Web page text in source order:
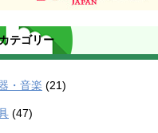
テゴリー
・音楽 (21)
(47)